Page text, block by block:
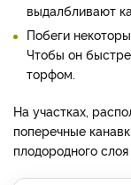
выдалбливают
Побеги
Чтобы он
торфом.
На участках,
поперечные
плодородного слоя